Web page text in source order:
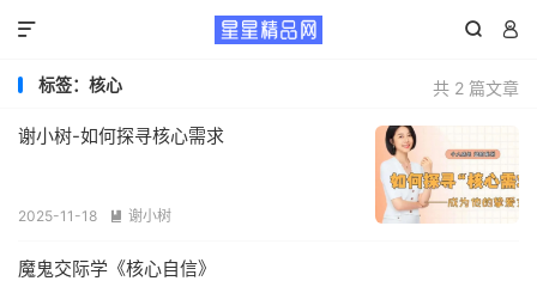
 

共 2 篇文章
标签：核心
谢小树-如何探寻核心需求
2025-11-18  谢小树
魔鬼交际学《核心自信》